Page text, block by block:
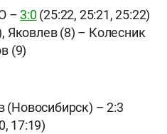
– 3:0(25:22, 25:21, 25:22)
Яковлев (8) – Колесник
(9)
(Новосибирск) – 2:3
17:19)